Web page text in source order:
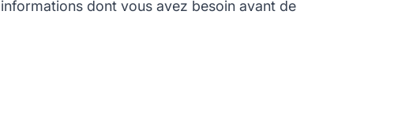
dont vous avez besoin avant de